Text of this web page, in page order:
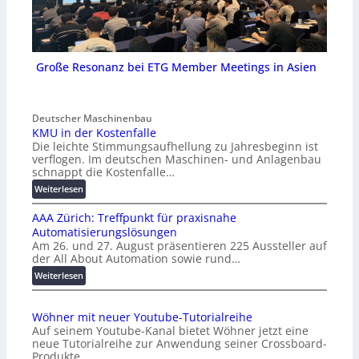
Große Resonanz bei ETG Member Meetings in Asien
Deutscher Maschinenbau
KMU in der Kostenfalle
Die leichte Stimmungsaufhellung zu Jahresbeginn ist
verflogen. Im deutschen Maschinen- und Anlagenbau
schnappt die Kostenfalle…
Weiterlesen:
K
M
U
i
n
d
e
K
o
s
AAA Zürich: Treffpunkt für praxisnahe
Automatisierungslösungen
Am 26. und 27. August präsentieren 225 Aussteller auf
der All About Automation sowie rund…
Weiterlesen:
A
A
Z
ü
Wöhner mit neuer Youtube-Tutorialreihe
Auf seinem Youtube-Kanal bietet Wöhner jetzt eine
neue Tutorialreihe zur Anwendung seiner Crossboard-